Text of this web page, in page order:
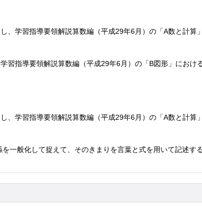
、学習指導要領解説算数編（平成29年6月）の「A数と計
習指導要領解説算数編（平成29年6月）の「B図形」にお
、学習指導要領解説算数編（平成29年6月）の「A数と計
一般化して捉えて、そのきまりを言葉と式を用いて記述